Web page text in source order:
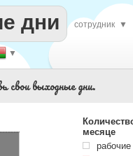
▼
дни сотрудник ▼
свои выходные дни.
месяце